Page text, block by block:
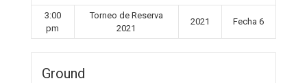
3:00
pm
Torneo de Reserva
2021
2021 Fecha 6
Ground